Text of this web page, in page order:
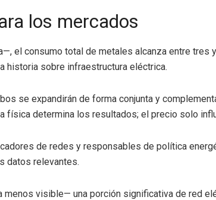
los mercados
el consumo total de metales alcanza entre tres
historia sobre infraestructura eléctrica.
se expandirán de forma conjunta y
física determina los resultados; el precio solo
de redes y responsables de política
datos relevantes.
visible— una porción significativa de red